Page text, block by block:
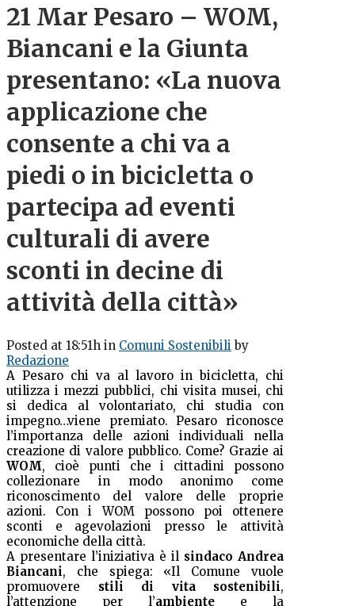
21 Mar Pesaro – WOM,
Biancani e la Giunta
presentano: «La nuova
applicazione che
consente a chi va a
piedi o in bicicletta o
partecipa ad eventi
culturali di avere
sconti in decine di
attività della città»
Posted at 18:51h in Comuni Sostenibili by
Redazione
A Pesaro chi va al lavoro in bicicletta, chi
utilizza i mezzi pubblici, chi visita musei, chi
si dedica al volontariato, chi studia con
impegno…viene premiato. Pesaro riconosce
l’importanza delle azioni individuali nella
creazione di valore pubblico. Come? Grazie ai
WOM, cioè punti che i cittadini possono
collezionare in modo anonimo come
riconoscimento del valore delle proprie
azioni. Con i WOM possono poi ottenere
sconti e agevolazioni presso le attività
economiche della città.
A presentare l’iniziativa è il sindaco Andrea
Biancani, che spiega: «Il Comune vuole
promuovere stili di vita sostenibili,
l’attenzione per l’ambiente e la